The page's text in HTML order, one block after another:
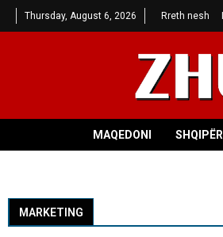
Thursday, August 6, 2026 Rreth nesh
MAQEDONI SHQIPËRI
MARKETING